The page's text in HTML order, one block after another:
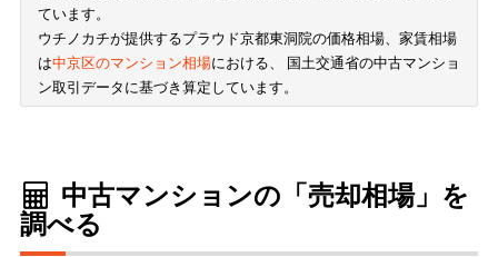
ています。
ウチノカチが提供するプラウド京都東洞院の価格相場、家賃相場
は中京区のマンション相場における、 国土交通省の中古マンショ
ン取引データに基づき算定しています。
中古マンションの「売却相場」を
調べる